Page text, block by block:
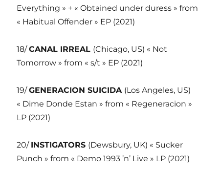
Everything » + « Obtained under duress » from
« Habitual Offender » EP (2021)
18/CANAL IRREAL (Chicago, US) « Not
Tomorrow » from « s/t » EP (2021)
19/GENERACION SUICIDA (Los Angeles, US)
« Dime Donde Estan » from « Regeneracion »
LP (2021)
20/ INSTIGATORS (Dewsbury, UK) « Sucker
Punch » from « Demo 1993 ’n’ Live » LP (2021)